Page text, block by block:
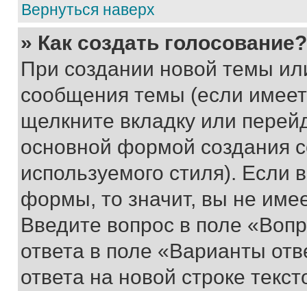
Вернуться наверх
» Как создать голосование?
При создании новой темы
сообщения темы (если
щелкните вкладку или
основной формой создания
используемого стиля). Если
формы, то значит, вы не
Введите вопрос в поле
ответа в поле «Варианты
ответа на новой строке